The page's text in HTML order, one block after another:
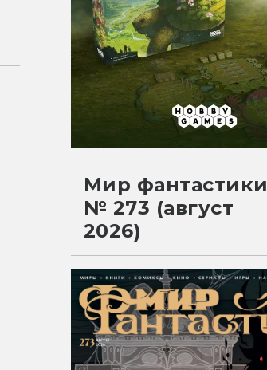
Мир фантастики
№ 273 (август
2026)